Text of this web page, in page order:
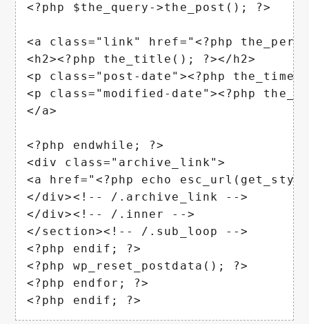
<?php $the_query->the_post(); ?>
<a class="link" href="<?php
<h2><?php the_title(); ?></h2>
<p class="post-date"><?php
<p class="modified-date"><?php
</a>
<?php endwhile; ?>
<div class="archive_link">
<a href="<?php echo
</div><!-- /.archive_link -->
</div><!-- /.inner -->
</section><!-- /.sub_loop -->
<?php endif; ?>
<?php wp_reset_postdata(); ?>
<?php endfor; ?>
<?php endif; ?>